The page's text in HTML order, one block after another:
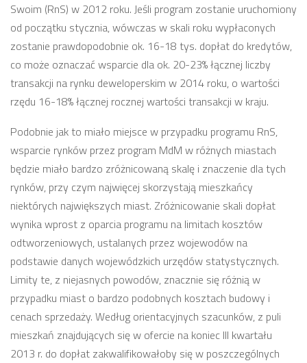
Swoim (RnS) w 2012 roku. Jeśli program zostanie uruchomiony
od początku stycznia, wówczas w skali roku wypłaconych
zostanie prawdopodobnie ok. 16-18 tys. dopłat do kredytów,
co może oznaczać wsparcie dla ok. 20-23% łącznej liczby
transakcji na rynku deweloperskim w 2014 roku, o wartości
rzędu 16-18% łącznej rocznej wartości transakcji w kraju.
Podobnie jak to miało miejsce w przypadku programu RnS,
wsparcie rynków przez program MdM w różnych miastach
będzie miało bardzo zróżnicowaną skalę i znaczenie dla tych
rynków, przy czym najwięcej skorzystają mieszkańcy
niektórych największych miast. Zróżnicowanie skali dopłat
wynika wprost z oparcia programu na limitach kosztów
odtworzeniowych, ustalanych przez wojewodów na
podstawie danych wojewódzkich urzędów statystycznych.
Limity te, z niejasnych powodów, znacznie się różnią w
przypadku miast o bardzo podobnych kosztach budowy i
cenach sprzedaży. Według orientacyjnych szacunków, z puli
mieszkań znajdujących się w ofercie na koniec III kwartału
2013 r. do dopłat zakwalifikowałoby się w poszczególnych